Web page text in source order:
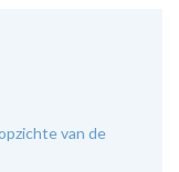
van de